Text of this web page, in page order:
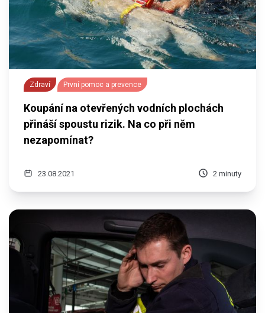
Zdraví První pomoc a prevence
Koupání na otevřených vodních plochách
přináší spoustu rizik. Na co při něm
nezapomínat?
23.08.2021 2 minuty